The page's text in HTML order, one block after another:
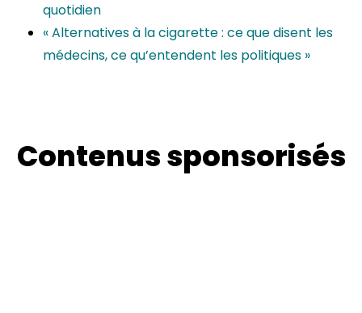
quotidien
« Alternatives à la cigarette : ce que disent les
médecins, ce qu’entendent les politiques »
Contenus sponsorisés